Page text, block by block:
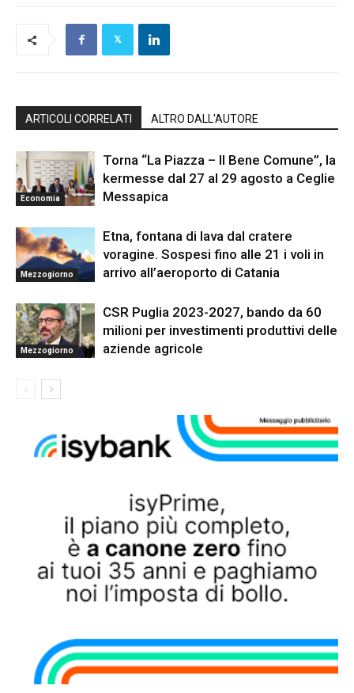
ARTICOLI CORRELATI ALTRO DALL'AUTORE
Economia
Torna “La Piazza – Il Bene Comune”, la
kermesse dal 27 al 29 agosto a Ceglie
Messapica
Mezzogiorno
Etna, fontana di lava dal cratere
voragine. Sospesi fino alle 21 i voli in
arrivo all’aeroporto di Catania
Mezzogiorno
CSR Puglia 2023-2027, bando da 60
milioni per investimenti produttivi delle
aziende agricole